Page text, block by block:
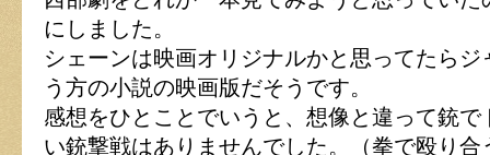
にしました。
シェーンは映画オリジナルかと思ってたら
う方の小説の映画版だそうです。
感想をひとことでいうと、想像と違って銃
い銃撃戦はありませんでした。（拳で殴り